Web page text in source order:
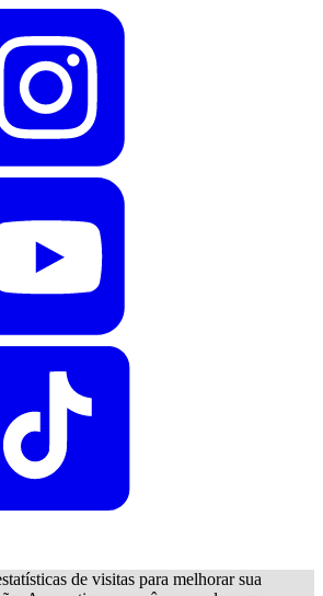
de visitas para melhorar sua